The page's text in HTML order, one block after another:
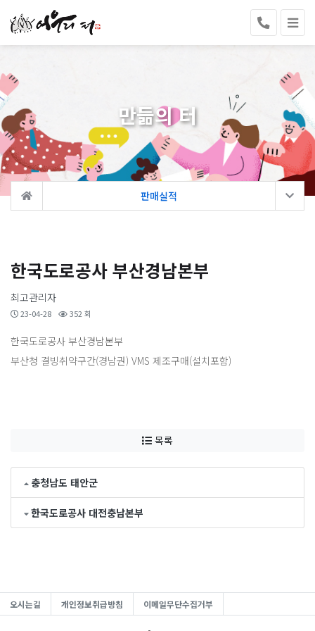
만듦의 터
판매실적
한국도로공사 부산경남본부
최고관리자
23-04-28 352 회
한국도로공사 부산경남본부
부산청 결빙취약구간(경남권) VMS 제조구매(설치포함)
목록
충청남도 태안군
한국도로공사 대전충남본부
오시는길 개인정보취급방침 이메일무단수집거부